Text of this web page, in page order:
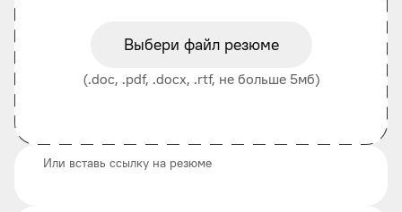
Выбери файл резюме
(.doc, .pdf, .docx, .rtf, не больше 5мб)
Или вставь ссылку на резюме